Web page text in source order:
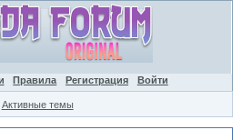
Правила Регистрация Войти
Активные темы